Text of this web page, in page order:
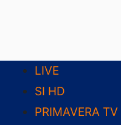
contenuto
LIVE
SI HD
PRIMAVERA TV